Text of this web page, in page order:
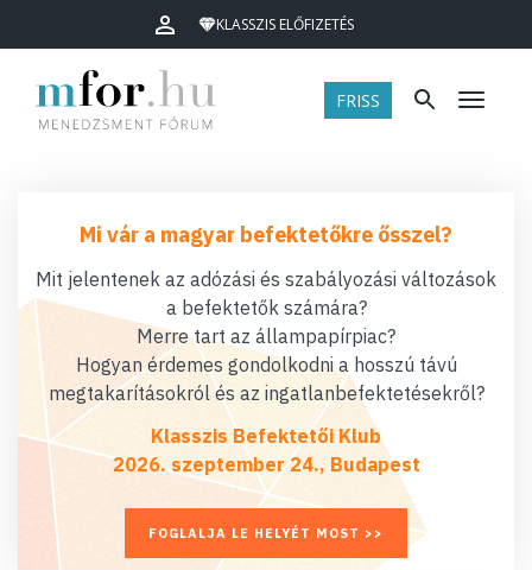
KLASSZIS ELŐFIZETÉS
FRISS Menü
Mi vár a magyar befektetőkre ősszel?
Mit jelentenek az adózási és szabályozási változások
a befektetők számára?
Merre tart az állampapírpiac?
Hogyan érdemes gondolkodni a hosszú távú
megtakarításokról és az ingatlanbefektetésekről?
Klasszis Befektetői Klub
2026. szeptember 24., Budapest
FOGLALJA LE HELYÉT MOST >>